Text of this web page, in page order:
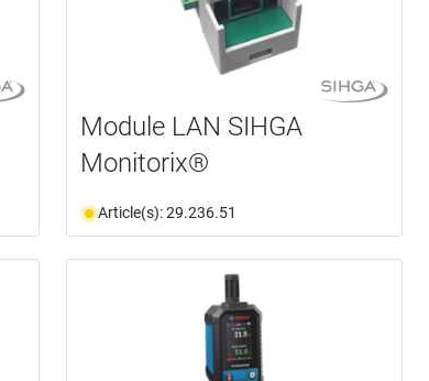
Module LAN SIHGA
Monitorix®
Article(s): 29.236.51